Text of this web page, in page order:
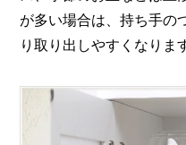
が多い場合は、持ち手の
り取り出しやすくなりま